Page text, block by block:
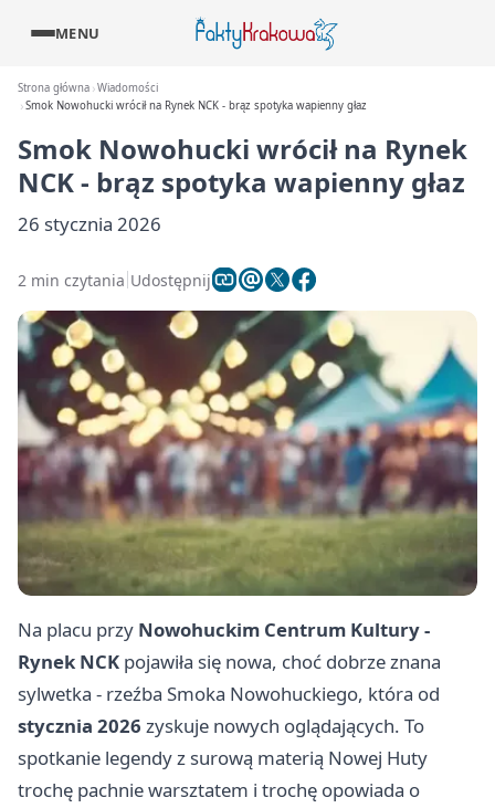
MENU
Strona główna Wiadomości
Smok Nowohucki wrócił na Rynek NCK - brąz spotyka wapienny głaz
Smok Nowohucki wrócił na Rynek
NCK - brąz spotyka wapienny głaz
26 stycznia 2026
2 min czytania Udostępnij
Na placu przy Nowohuckim Centrum Kultury -
Rynek NCK pojawiła się nowa, choć dobrze znana
sylwetka - rzeźba Smoka Nowohuckiego, która od
stycznia 2026 zyskuje nowych oglądających. To
spotkanie legendy z surową materią Nowej Huty
trochę pachnie warsztatem i trochę opowiada o